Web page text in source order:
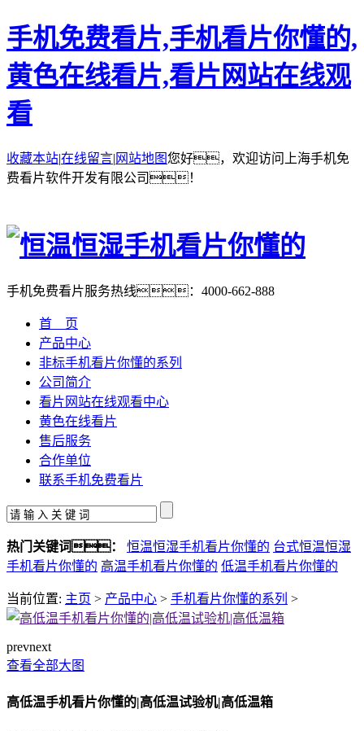
手机免费看片,手机看片你懂的,
黄色在线看片,看片网站在线观
看
收藏本站|在线留言| 网站地图您好，欢迎访问上海手机免
费看片软件开发有限公司！
手机免费看片服务热线： 4000-662-888
首 页
产品中心
非标手机看片你懂的系列
公司简介
看片网站在线观看中心
黄色在线看片
售后服务
合作单位
联系手机免费看片
热门关键词： 恒温恒湿手机看片你懂的 台式恒温恒湿
手机看片你懂的 高温手机看片你懂的 低温手机看片你懂的
当前位置: 主页 > 产品中心 > 手机看片你懂的系列 >
prevnext
查看全部大图
高低温手机看片你懂的|高低温试验机|高低温箱